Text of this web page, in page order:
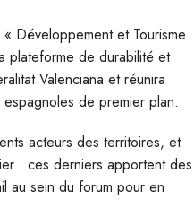
Développement et Tourisme
plateforme de durabilité et
Valenciana et réunira
de premier plan.
acteurs des territoires, et
: ces derniers apportent des
au sein du forum pour en